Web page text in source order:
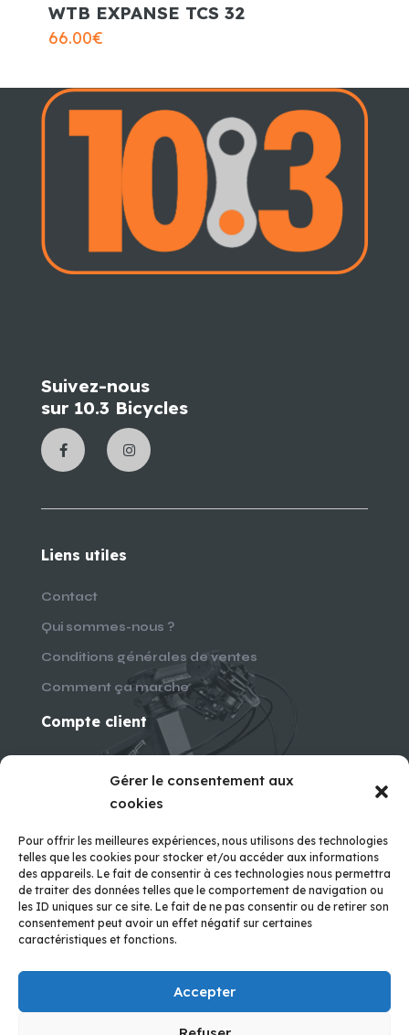
Gérer le consentement aux
cookies
Pour offrir les meilleures expériences, nous utilisons des technologies
telles que les cookies pour stocker et/ou accéder aux informations
des appareils. Le fait de consentir à ces technologies nous permettra
de traiter des données telles que le comportement de navigation ou
les ID uniques sur ce site. Le fait de ne pas consentir ou de retirer son
consentement peut avoir un effet négatif sur certaines
caractéristiques et fonctions.
Accepter
WTB EXPANSE TCS 32
66.00€
Suivez-nous
sur 10.3 Bicycles
Liens utiles
Contact
Qui sommes-nous ?
Conditions générales de ventes
Comment ça marche
Compte client
Mes commandes
Paiement possible en :
Virement